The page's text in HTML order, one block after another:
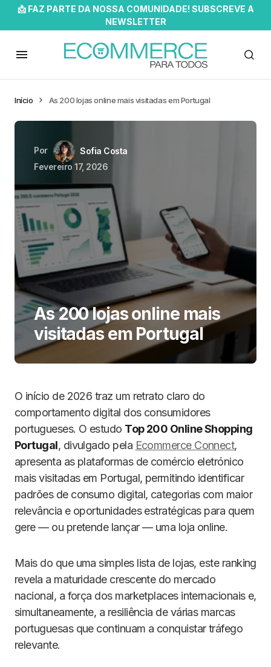
📩 FAZ PARTE DA NOSSA COMUNIDADE! SUBSCREVE A
NEWSLETTER
Início As 200 lojas online mais visitadas em Portugal
Por
Sofia Costa
Fevereiro 17, 2026
As 200 lojas online mais
visitadas em Portugal
O início de 2026 traz um retrato claro do
comportamento digital dos consumidores
portugueses. O estudo Top 200 Online Shopping
Portugal, divulgado pela Ecommerce Connect,
apresenta as plataformas de comércio eletrónico
mais visitadas em Portugal, permitindo identificar
padrões de consumo digital, categorias com maior
relevância e oportunidades estratégicas para quem
gere — ou pretende lançar — uma loja online.
Mais do que uma simples lista de lojas, este ranking
revela a maturidade crescente do mercado
nacional, a força dos marketplaces internacionais e,
simultaneamente, a resiliência de várias marcas
portuguesas que continuam a conquistar tráfego
relevante.